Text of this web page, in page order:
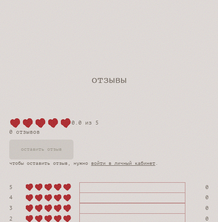
отзывы
0.0 из 5
0 отзывов
оставить отзыв
чтобы оставить отзыв, нужно войти в личный кабинет
5
0
4
0
3
0
2
0